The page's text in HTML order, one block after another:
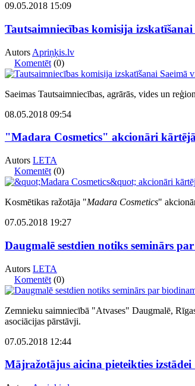
09.05.2018 15:09
Tautsaimniecības komisija
Autors Apriņķis.lv
Komentēt (0)
Saeimas Tautsaimniecības, agrārās, vides un
08.05.2018 09:54
"Madara Cosmetics" akcionāri
Autors LETA
Komentēt (0)
Kosmētikas ražotāja "Madara Cosmetics"
07.05.2018 19:27
Daugmalē sestdien notiks seminārs
Autors LETA
Komentēt (0)
Zemnieku saimniecībā "Atvases" Daugmalē,
asociācijas pārstāvji.
07.05.2018 12:44
Mājražotājus aicina pieteikties